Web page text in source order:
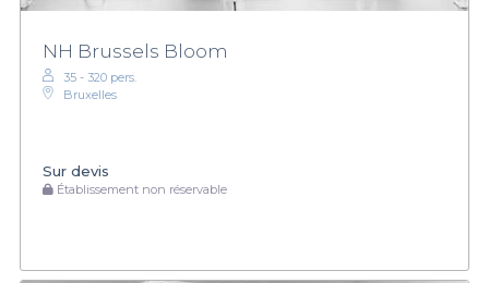
NH Brussels Bloom
35 - 320 pers.
Bruxelles
Sur devis
Établissement non réservable